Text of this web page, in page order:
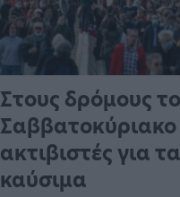
Στους δρόμους το
Σαββατοκύριακο
ακτιβιστές για
καύσιμα